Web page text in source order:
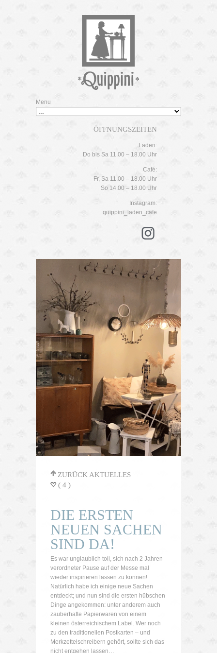
Menu
ÖFFNUNGSZEITEN
Laden:
Do bis Sa 11.00 – 18.00 Uhr
Café:
Fr, Sa 11.00 – 18.00 Uhr
So 14.00 – 18.00 Uhr
Instagram:
quippini_laden_cafe
' ZURÜCK AKTUELLES
= ( 4 )
DIE ERSTEN
NEUEN SACHEN
SIND DA!
Es war unglaublich toll, sich nach 2 Jahren
verordneter Pause auf der Messe mal
wieder inspirieren lassen zu können!
Natürlich habe ich einige neue Sachen
entdeckt; und nun sind die ersten hübschen
Dinge angekommen: unter anderem auch
zauberhafte Papierwaren von einem
kleinen österreichischem Label. Wer noch
zu den traditionellen Postkarten – und
Merkzettelschreibern gehört, sollte sich das
nicht entgehen lassen…